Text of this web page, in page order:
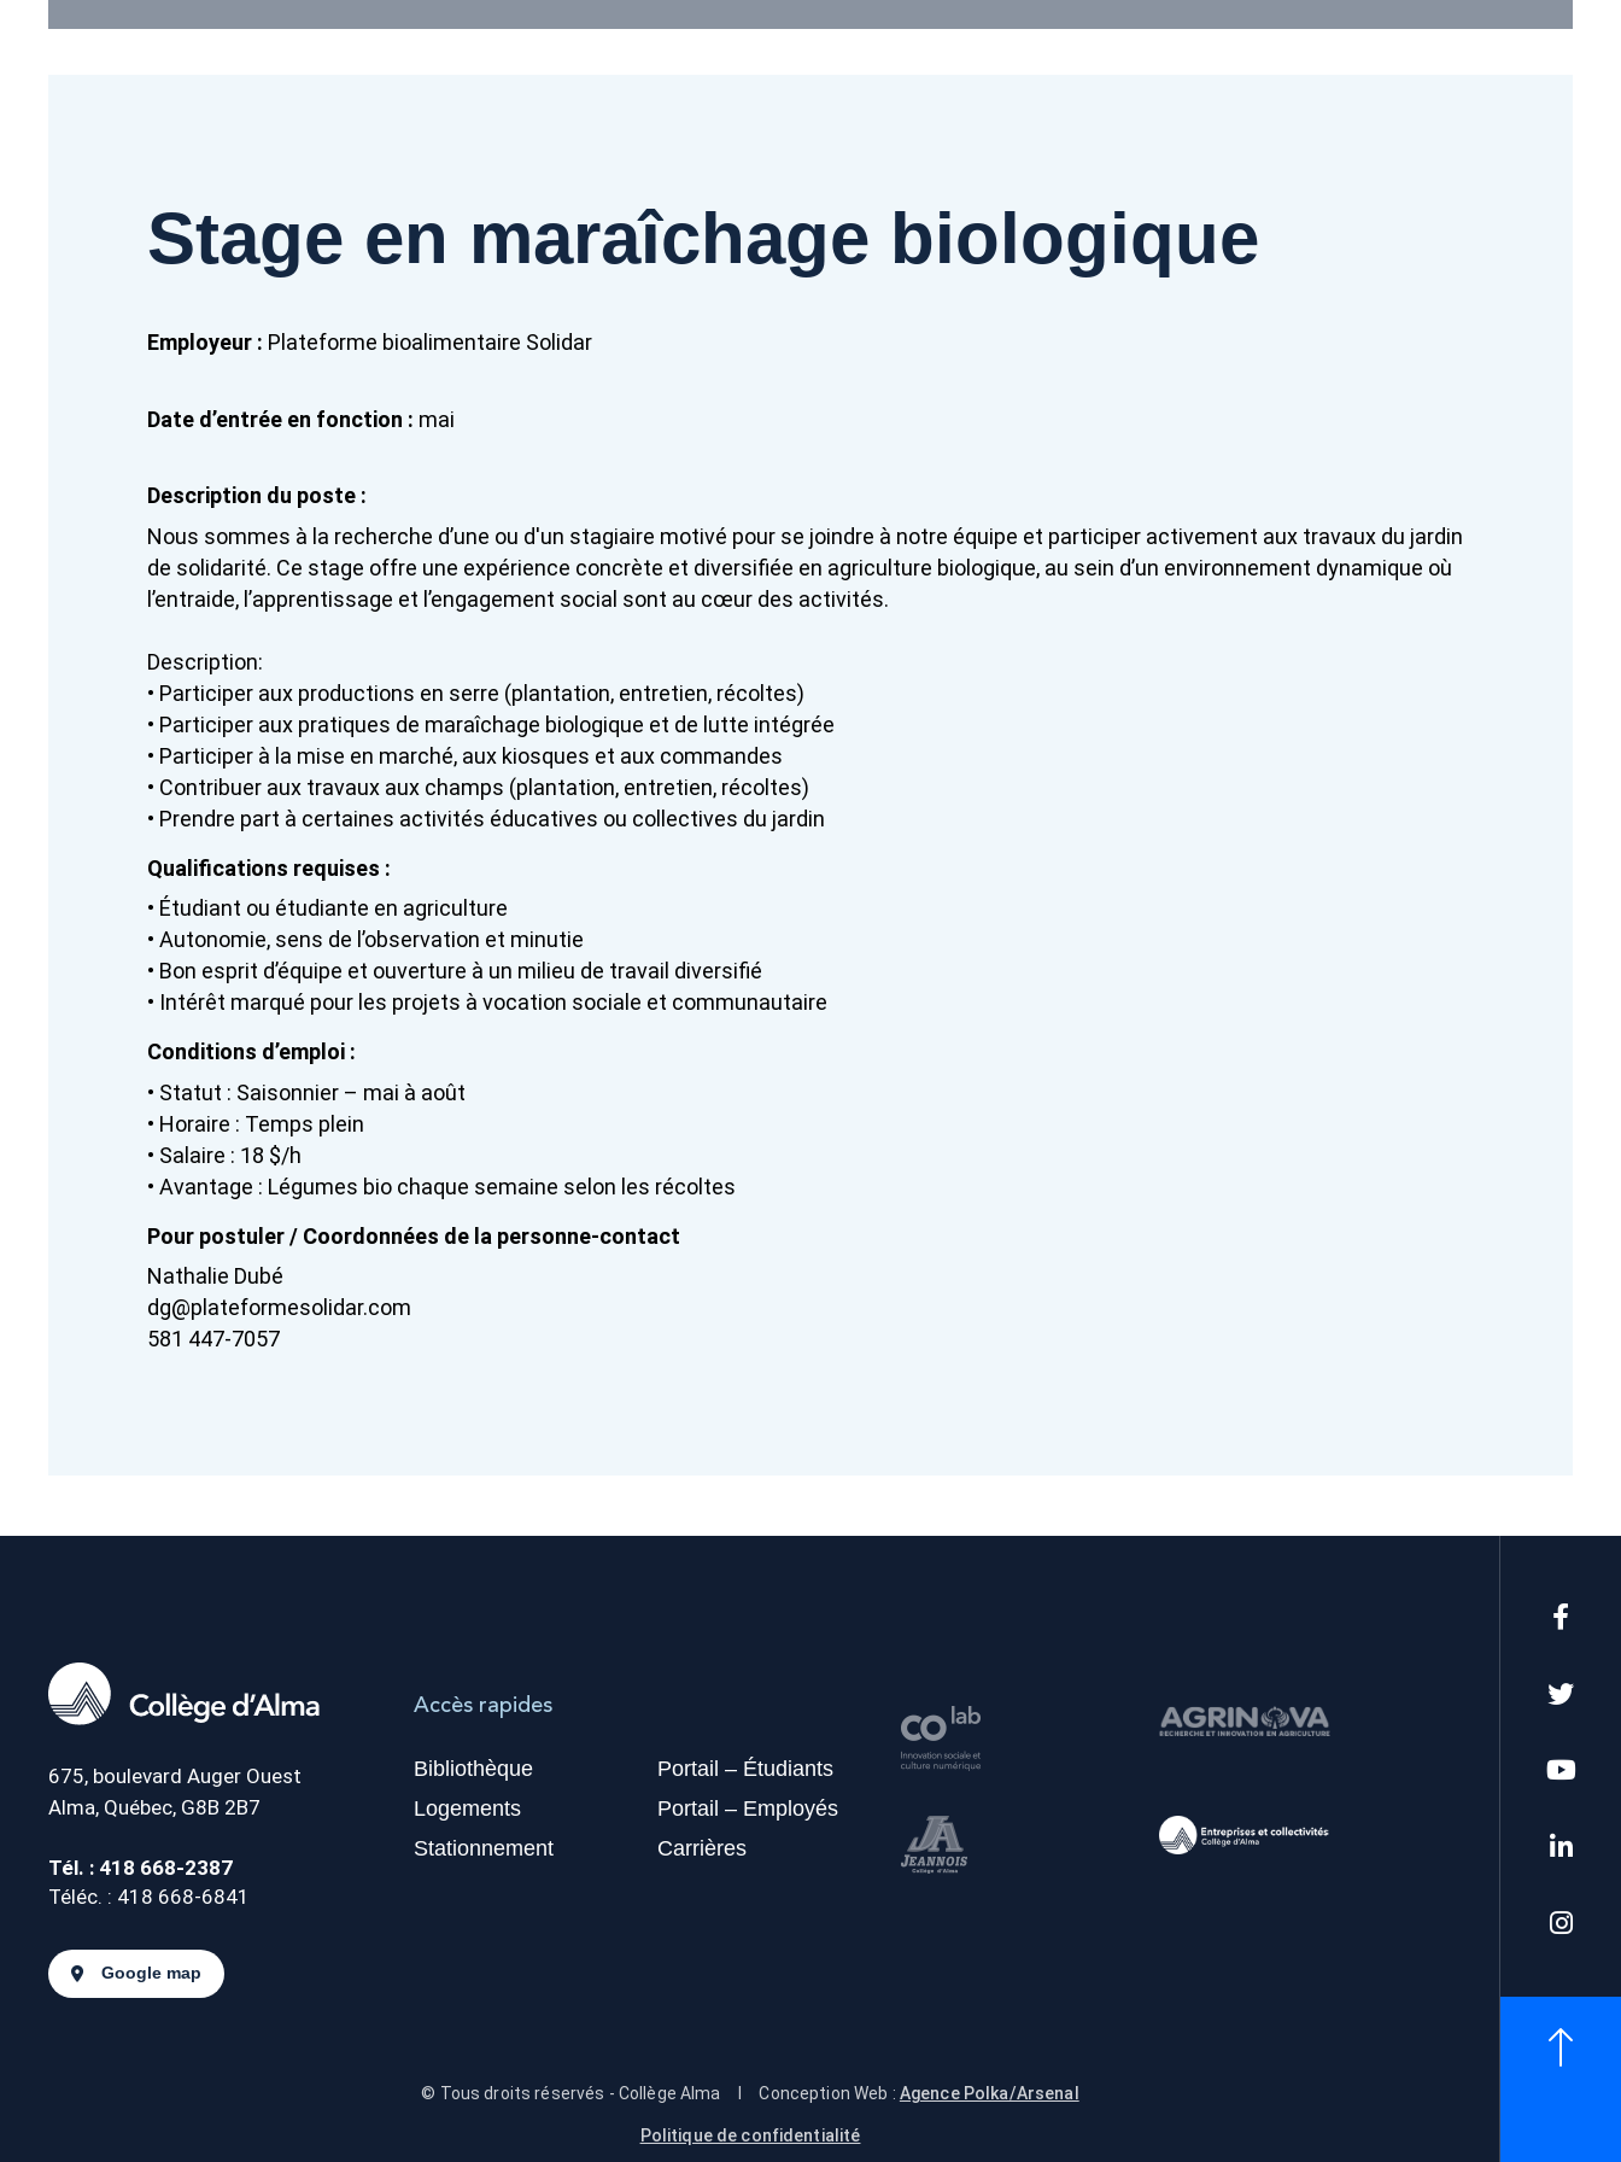
Stage en maraîchage biologique
Employeur : Plateforme bioalimentaire Solidar
Date d’entrée en fonction : mai
Description du poste :
Nous sommes à la recherche d’une ou d'un stagiaire motivé pour se joindre à notre équipe et participer activement aux travaux du jardin
de solidarité. Ce stage offre une expérience concrète et diversifiée en agriculture biologique, au sein d’un environnement dynamique où
l’entraide, l’apprentissage et l’engagement social sont au cœur des activités.
Description:
• Participer aux productions en serre (plantation, entretien, récoltes)
• Participer aux pratiques de maraîchage biologique et de lutte intégrée
• Participer à la mise en marché, aux kiosques et aux commandes
• Contribuer aux travaux aux champs (plantation, entretien, récoltes)
• Prendre part à certaines activités éducatives ou collectives du jardin
Qualifications requises :
• Étudiant ou étudiante en agriculture
• Autonomie, sens de l’observation et minutie
• Bon esprit d’équipe et ouverture à un milieu de travail diversifié
• Intérêt marqué pour les projets à vocation sociale et communautaire
Conditions d’emploi :
• Statut : Saisonnier – mai à août
• Horaire : Temps plein
• Salaire : 18 $/h
• Avantage : Légumes bio chaque semaine selon les récoltes
Pour postuler / Coordonnées de la personne-contact
Nathalie Dubé
dg@plateformesolidar.com
581 447-7057
675, boulevard Auger Ouest
Alma, Québec, G8B 2B7
Tél. : 418 668-2387
Téléc. : 418 668-6841
Google map
Accès rapides
Bibliothèque
Logements
Stationnement
Portail – Étudiants
Portail – Employés
Carrières
© Tous droits réservés - Collège Alma Conception Web : Agence Polka/Arsenal
Politique de confidentialité